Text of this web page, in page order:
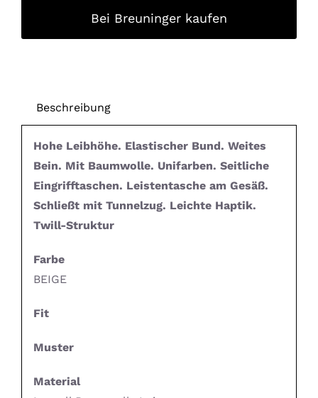
Bei Breuninger kaufen
Beschreibung
Hohe Leibhöhe. Elastischer Bund. Weites
Bein. Mit Baumwolle. Unifarben. Seitliche
Eingrifftaschen. Leistentasche am Gesäß.
Schließt mit Tunnelzug. Leichte Haptik.
Twill-Struktur
Farbe
BEIGE
Fit
Muster
Material